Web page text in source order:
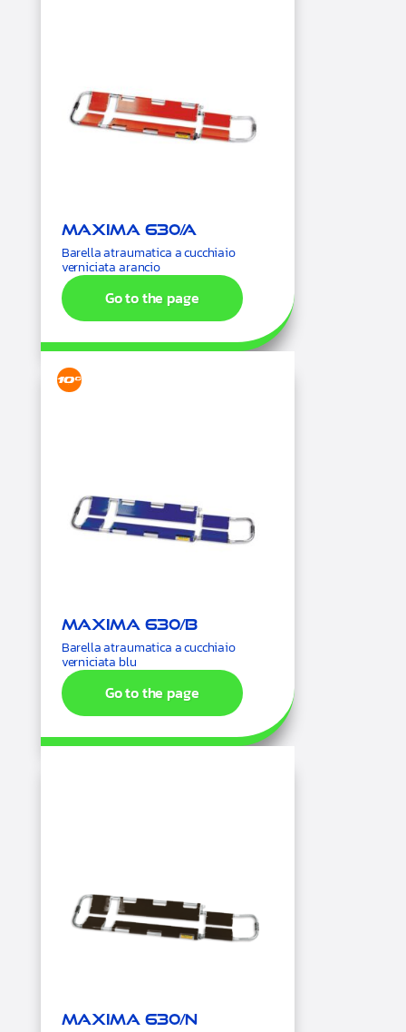
Maxima 630/A
Barella atraumatica a cucchiaio
verniciata arancio
Go to the page
Maxima 630/B
Barella atraumatica a cucchiaio
verniciata blu
Go to the page
Maxima 630/N